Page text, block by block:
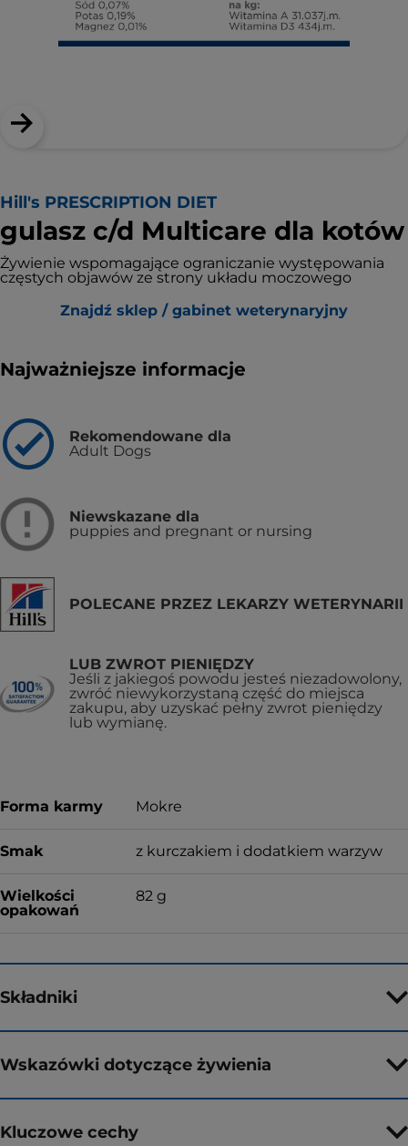
Hill's PRESCRIPTION DIET
gulasz c/d Multicare dla kotów
Żywienie wspomagające ograniczanie występowania
częstych objawów ze strony układu moczowego
Znajdź sklep / gabinet weterynaryjny
Najważniejsze informacje
Rekomendowane dla
Adult Dogs
Niewskazane dla
puppies and pregnant or nursing
POLECANE PRZEZ LEKARZY WETERYNARII
LUB ZWROT PIENIĘDZY
Jeśli z jakiegoś powodu jesteś niezadowolony,
zwróć niewykorzystaną część do miejsca
zakupu, aby uzyskać pełny zwrot pieniędzy
lub wymianę.
Forma karmy Mokre
Smak z kurczakiem i dodatkiem warzyw
Wielkości
opakowań
82 g
Składniki
Wskazówki dotyczące żywienia
Kluczowe cechy